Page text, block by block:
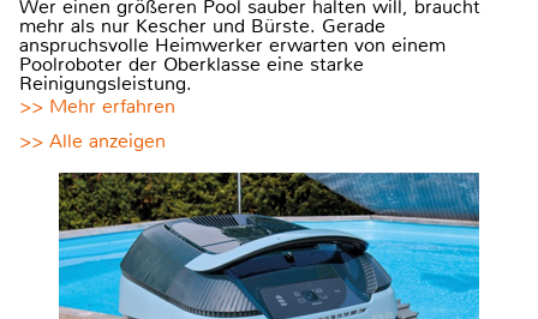
Wer einen größeren Pool sauber halten will, braucht
mehr als nur Kescher und Bürste. Gerade
anspruchsvolle Heimwerker erwarten von einem
Poolroboter der Oberklasse eine starke
Reinigungsleistung.
>> Mehr erfahren
>> Alle anzeigen